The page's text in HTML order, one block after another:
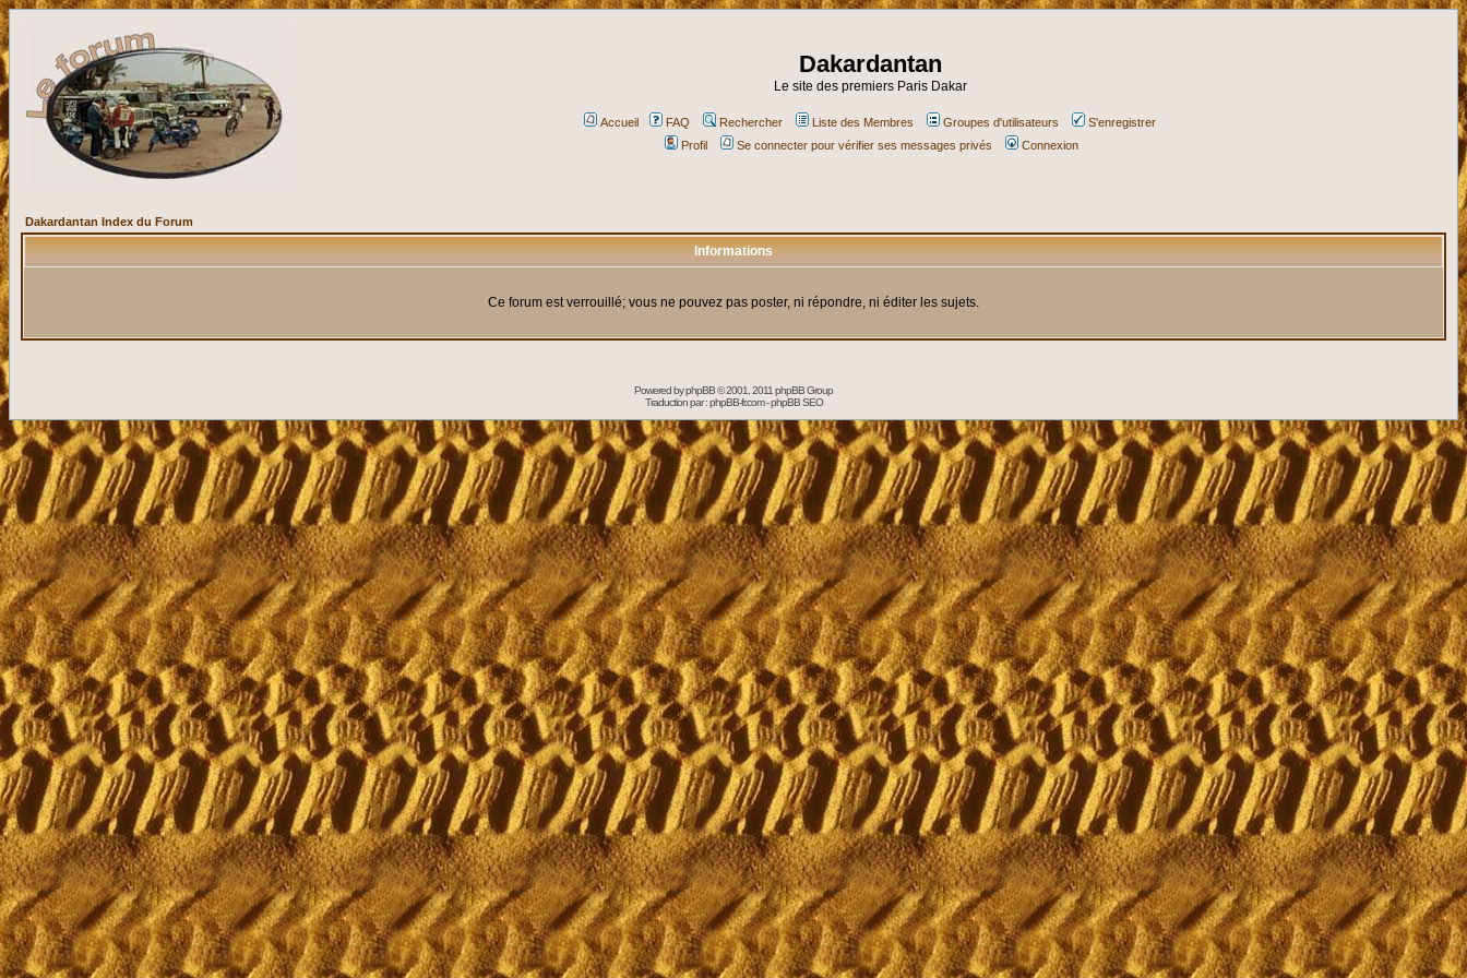
Dakardantan
Le site des premiers Paris Dakar
Accueil FAQ Rechercher Liste des Membres Groupes d'utilisateurs
S'enregistrer
Profil
Se connecter pour vérifier ses messages privés Connexion
Dakardantan Index du Forum
Informations
Ce forum est verrouillé; vous ne pouvez pas poster, ni répondre, ni éditer les sujets.
Powered byphpBB© 2001, 2011 phpBB Group
Traduction par :phpBB-fr.com-phpBB SEO